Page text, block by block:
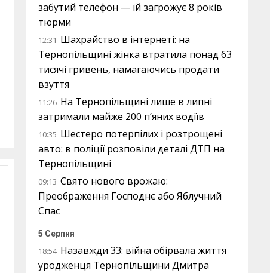
забутий телефон — їй загрожує 8 років
тюрми
12:31 Шахрайство в інтернеті: на
Тернопільщині жінка втратила понад 63
тисячі гривень, намагаючись продати
взуття
11:26 На Тернопільщині лише в липні
затримали майже 200 п’яних водіїв
10:35 Шестеро потерпілих і розтрощені
авто: в поліції розповіли деталі ДТП на
Тернопільщині
09:13 Свято нового врожаю:
Преображення Господнє або Яблучний
Спас
5 Серпня
18:54 Назавжди 33: війна обірвала життя
уродженця Тернопільщини Дмитра